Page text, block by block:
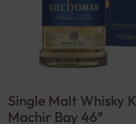
Single Malt Whisky
Machir Bay 46°